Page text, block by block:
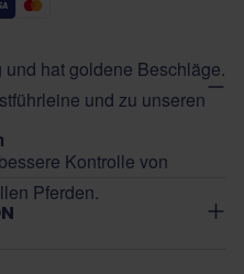
hat goldene Beschläge.
und zu unseren
Kontrolle von
Pferden.